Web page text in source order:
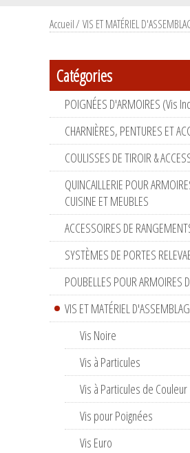
Accueil/ VIS ET MATÉRIEL
Catégories
POIGNÉES D'ARMOIRES (Vis
CHARNIÈRES, PENTURES ET
COULISSES DE TIROIR &
QUINCAILLERIE POUR
CUISINE ET MEUBLES
ACCESSOIRES DE
SYSTÈMES DE PORTES
POUBELLES POUR ARMOIRES
VIS ET MATÉRIEL
Vis Noire
Vis à Particules
Vis à Particules de Couleur
Vis pour Poignées
Vis Euro